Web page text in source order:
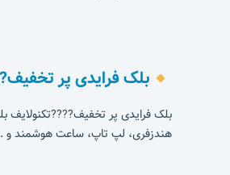
بلک فرایدی پر
بلک فرایدی پر تخفیف????تکنولایف
هندزفری، لپ تاپ، ساعت هوشمند و ..